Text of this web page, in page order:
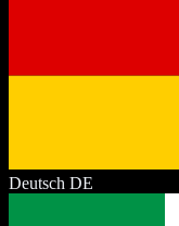
Deutsch DE